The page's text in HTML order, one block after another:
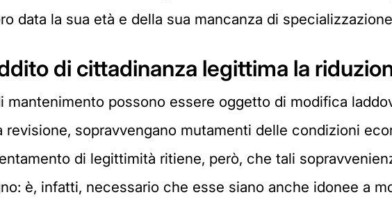
data la sua età e della sua mancanza di
di cittadinanza legittima la
possono essere oggetto di modifica
sopravvengano mutamenti delle condizioni
di legittimità ritiene, però, che tali
è, infatti, necessario che esse siano anche idonee a